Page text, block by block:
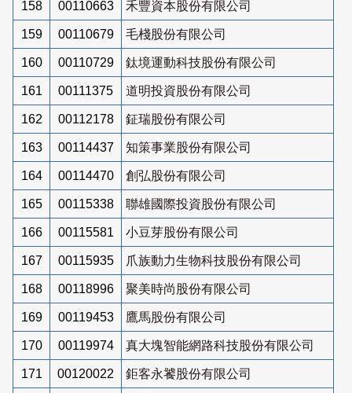
158 00110663 禾豐資本股份有限公司
159 00110679 毛棧股份有限公司
160 00110729 鈦境運動科技股份有限公司
161 00111375 道明投資股份有限公司
162 00112178 鉦瑞股份有限公司
163 00114437 知策事業股份有限公司
164 00114470 創弘股份有限公司
165 00115338 聯雄國際投資股份有限公司
166 00115581 小豆芽股份有限公司
167 00115935 爪族動力生物科技股份有限公司
168 00118996 聚美時尚股份有限公司
169 00119453 鷹馬股份有限公司
170 00119974 真大塊智能網路科技股份有限公司
171 00120022 鉅客永饕股份有限公司